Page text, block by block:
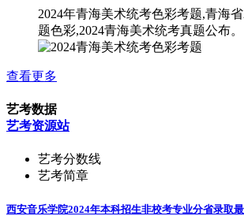
2024年青海美术统考色彩考题,青海
题色彩,2024青海美术统考真题公布。
查看更多
艺考数据
艺考资源站
艺考分数线
艺考简章
西安音乐学院2024年本科招生非校考专业分省录取